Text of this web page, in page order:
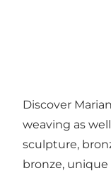
Discover
weaving as
sculpture,
bronze,